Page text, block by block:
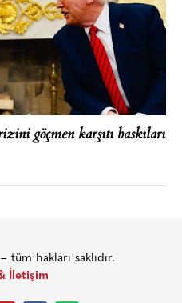
göçmen karşıtı baskıları
hakları saklıdır.
İletişim